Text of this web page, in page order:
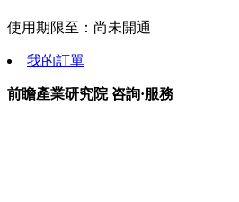
使用期限至： 尚未開通
我的訂單
前瞻產業研究院 咨詢·服務